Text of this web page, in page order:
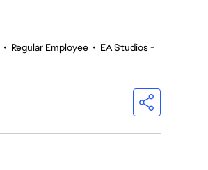
• Regular Employee • EA Studios -